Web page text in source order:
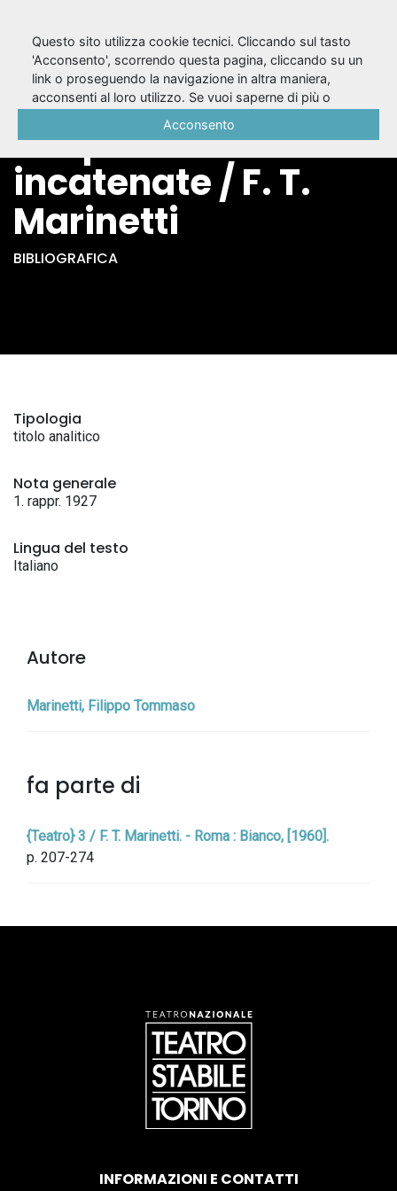
L'oceano del cuore :
cinque sintesi
incatenate / F. T.
Marinetti
BIBLIOGRAFICA
Tipologia
titolo analitico
Nota generale
1. rappr. 1927
Lingua del testo
Italiano
Autore
Marinetti, Filippo Tommaso
fa parte di
{Teatro} 3 / F. T. Marinetti. - Roma : Bianco, [1960].
p. 207-274
INFORMAZIONI E CONTATTI
Questo sito utilizza cookie tecnici. Cliccando sul tasto
'Acconsento', scorrendo questa pagina, cliccando su un
link o proseguendo la navigazione in altra maniera,
acconsenti al loro utilizzo. Se vuoi saperne di più o
Acconsento